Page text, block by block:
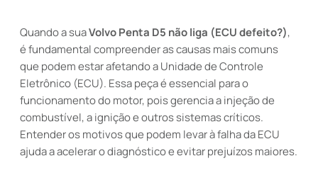
Quando a suaVolvo Penta D5 não liga (ECU defeito?),
é fundamental compreender as causas mais comuns
que podem estar afetando a Unidade de Controle
Eletrônico (ECU). Essa peça é essencial para o
funcionamento do motor, pois gerencia a injeção de
combustível, a ignição e outros sistemas críticos.
Entender os motivos que podem levar à falha da ECU
ajuda a acelerar o diagnóstico e evitar prejuízos maiores.